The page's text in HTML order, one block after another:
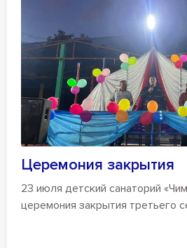
Церемония закрытия
23 июля детский санаторий
церемония закрытия третьего